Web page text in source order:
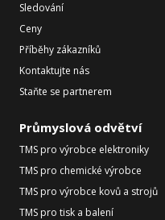
Sledování
Ceny
Příběhy zákazníků
Kontaktujte nás
Staňte se partnerem
Průmyslová odvětví
TMS pro výrobce elektroniky
TMS pro chemické výrobce
TMS pro výrobce kovů a strojů
TMS pro tisk a balení